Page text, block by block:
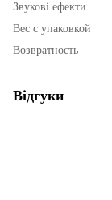
Звукові ефекти
Вес с упаковкой
Возвратность
Відгуки